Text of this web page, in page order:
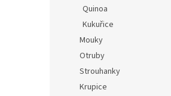
Quinoa
Kukuřice
Mouky
Otruby
Strouhanky
Krupice